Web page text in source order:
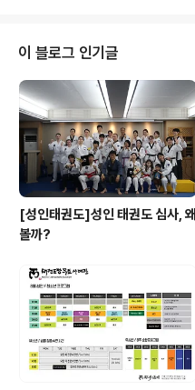
주며 마무리합니다~!
이 블로그 인기글
[성인태권도]성인 태권도 심사, 왜
볼까?